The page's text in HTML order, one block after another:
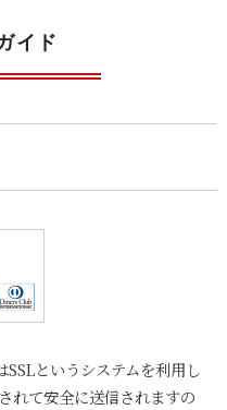
イド
というシステムを利用し
れて安全に送信されますの